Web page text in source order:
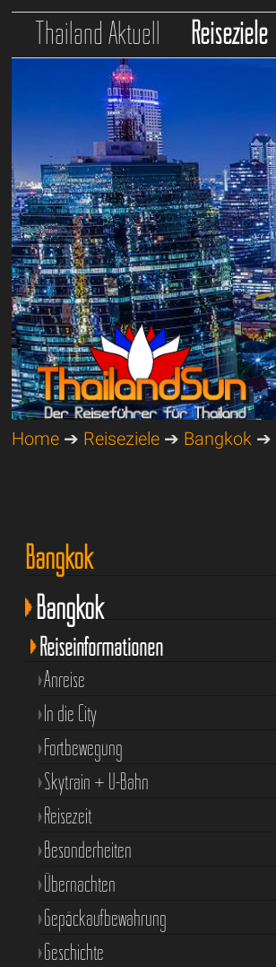
Thailand Aktuell Reiseziele
Home ➔ Reiseziele ➔ Bangkok ➔
Bangkok
Bangkok
Reiseinformationen
Anreise
In die City
Fortbewegung
Skytrain + U-Bahn
Reisezeit
Besonderheiten
Übernachten
Gepäckaufbewahrung
Geschichte